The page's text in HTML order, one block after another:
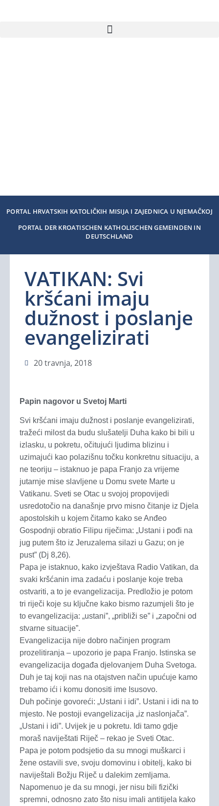
PORTAL HRVATSKIH KATOLIČKIH MISIJA I ZAJEDNICA U NJEMAČKOJ
PORTAL DER KROATISCHEN KATHOLISCHEN GEMEINDEN IN
DEUTSCHLAND
VATIKAN: Svi
kršćani imaju
dužnost i poslanje
evangelizirati
20 travnja, 2018
Papin nagovor u Svetoj Marti
Svi kršćani imaju dužnost i poslanje evangelizirati,
tražeći milost da budu slušatelji Duha kako bi bili u
izlasku, u pokretu, očitujući ljudima blizinu i
uzimajući kao polazišnu točku konkretnu situaciju, a
ne teoriju – istaknuo je papa Franjo za vrijeme
jutarnje mise slavljene u Domu svete Marte u
Vatikanu. Sveti se Otac u svojoj propovijedi
usredotočio na današnje prvo misno čitanje iz Djela
apostolskih u kojem čitamo kako se Anđeo
Gospodnji obratio Filipu riječima: „Ustani i pođi na
jug putem što iz Jeruzalema silazi u Gazu; on je
pust” (Dj 8,26).
Papa je istaknuo, kako izvještava Radio Vatikan, da
svaki kršćanin ima zadaću i poslanje koje treba
ostvariti, a to je evangelizacija. Predložio je potom
tri riječi koje su ključne kako bismo razumjeli što je
to evangelizacija: „ustani”, „približi se” i „započni od
stvarne situacije”.
Evangelizacija nije dobro načinjen program
prozelitiranja – upozorio je papa Franjo. Istinska se
evangelizacija događa djelovanjem Duha Svetoga.
Duh je taj koji nas na otajstven način upućuje kamo
trebamo ići i komu donositi ime Isusovo.
Duh počinje govoreći: „Ustani i idi”. Ustani i idi na to
mjesto. Ne postoji evangelizacija „iz naslonjača”.
„Ustani i idi”. Uvijek je u pokretu. Idi tamo gdje
moraš naviještati Riječ – rekao je Sveti Otac.
Papa je potom podsjetio da su mnogi muškarci i
žene ostavili sve, svoju domovinu i obitelj, kako bi
naviještali Božju Riječ u dalekim zemljama.
Napomenuo je da su mnogi, jer nisu bili fizički
spremni, odnosno zato što nisu imali antitijela kako